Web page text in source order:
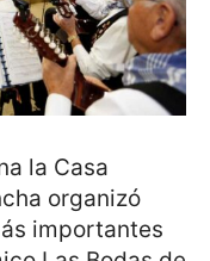
la Casa
organizó
importantes